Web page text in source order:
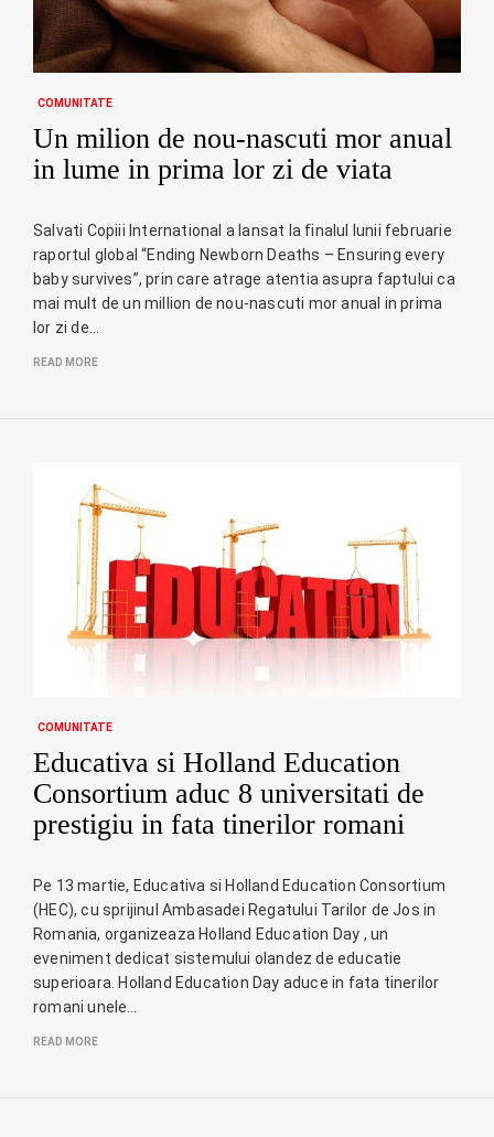
COMUNITATE
Un milion de nou-nascuti mor anual
in lume in prima lor zi de viata
Salvati Copiii International a lansat la finalul lunii februarie
raportul global “Ending Newborn Deaths – Ensuring every
baby survives”, prin care atrage atentia asupra faptului ca
mai mult de un million de nou-nascuti mor anual in prima
lor zi de…
READ MORE
COMUNITATE
Educativa si Holland Education
Consortium aduc 8 universitati de
prestigiu in fata tinerilor romani
Pe 13 martie, Educativa si Holland Education Consortium
(HEC), cu sprijinul Ambasadei Regatului Tarilor de Jos in
Romania, organizeaza Holland Education Day , un
eveniment dedicat sistemului olandez de educatie
superioara. Holland Education Day aduce in fata tinerilor
romani unele…
READ MORE